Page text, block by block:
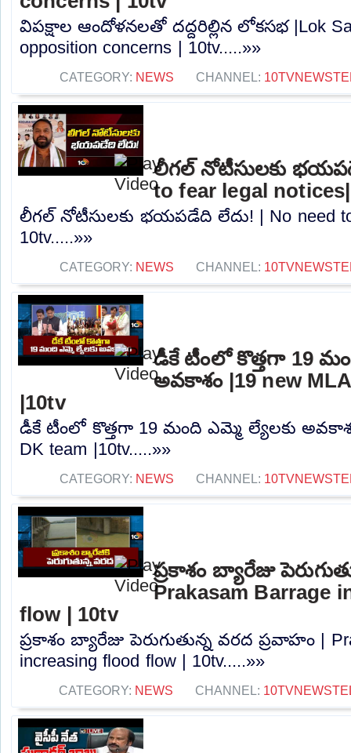
విపక్షాల ఆందోళనలతో దద్దరిల్లిన లోకసభ |Lok
opposition concerns | 10tv.....»»
CATEGORY: NEWS CHANNEL:
లీగల్ నోటీసులకు
to fear legal
లీగల్ నోటీసులకు భయపడేది లేదు! | No need to
10tv.....»»
CATEGORY: NEWS CHANNEL:
డీకే టీంలో కొత్తగా 19
అవకాశం |19 new
|10tv
డీకే టీంలో కొత్తగా 19 మంది ఎమ్మె ల్యేలకు
DK team |10tv.....»»
CATEGORY: NEWS CHANNEL:
ప్రకాశం బ్యారేజు
Prakasam Barrage
flow | 10tv
ప్రకాశం బ్యారేజు పెరుగుతున్న వరద ప్రవాహం |
increasing flood flow | 10tv.....»»
CATEGORY: NEWS CHANNEL: